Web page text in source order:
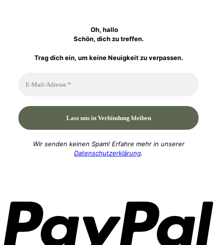
Oh, hallo
Schön, dich zu treffen.
Trag dich ein, um keine Neuigkeit zu verpassen.
Wir senden keinen Spam! Erfahre mehr in unserer
Datenschutzerklärung.